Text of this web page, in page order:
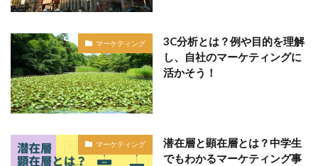
マーケティング
3C分析とは？例や目的を理解
し、自社のマーケティングに
活かそう！
マーケティング
潜在層と顕在層とは？中学生
でもわかるマーケティング事